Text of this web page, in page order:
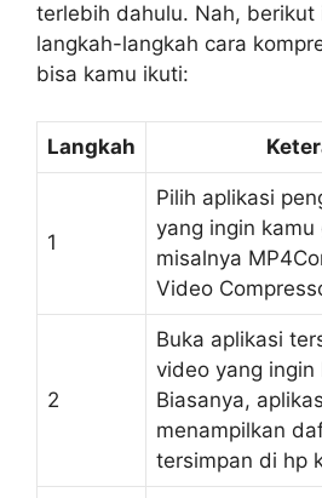
terlebih dahulu. Nah, berikut
langkah-langkah cara
bisa kamu ikuti:
Langkah
1
Pilih aplikasi
yang ingin kamu
misalnya
Video
2
Buka aplikasi
video yang ingin
Biasanya,
menampilkan
tersimpan di hp